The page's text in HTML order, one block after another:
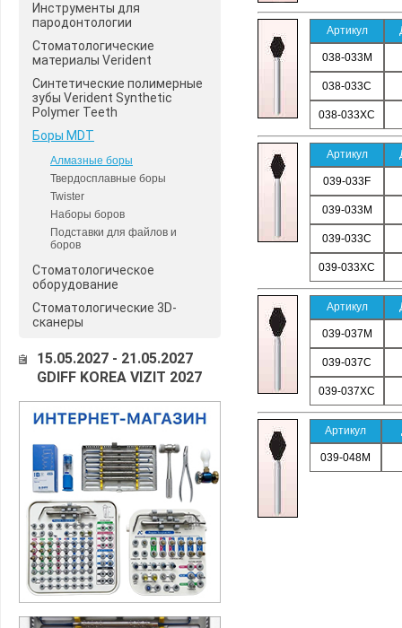
Инструменты для
пародонтологии
Стоматологические
материалы Verident
Синтетические полимерные
зубы Verident Synthetic
Polymer Teeth
Боры MDT
Алмазные боры
Твердосплавные боры
Twister
Наборы боров
Подставки для файлов и
боров
Стоматологическое
оборудование
Стоматологические 3D-
сканеры
15.05.2027 - 21.05.2027
GDIFF KOREA VIZIT 2027
Артикул
038-033M
038-033C
038-033XC
Артикул
039-033F
039-033M
039-033C
039-033XC
Артикул
039-037M
039-037C
039-037XC
Артикул
039-048M